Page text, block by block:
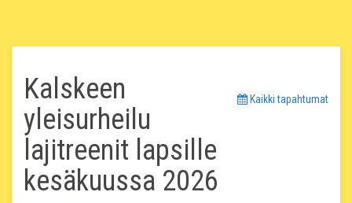
Kaikki tapahtumat
Kalskeen
yleisurheilu
lajitreenit lapsille
kesäkuussa 2026